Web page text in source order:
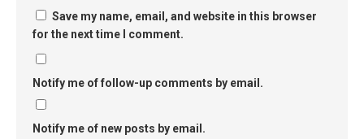
Save my name, email, and website in this browser
for the next time I comment.
Notify me of follow-up comments by email.
Notify me of new posts by email.